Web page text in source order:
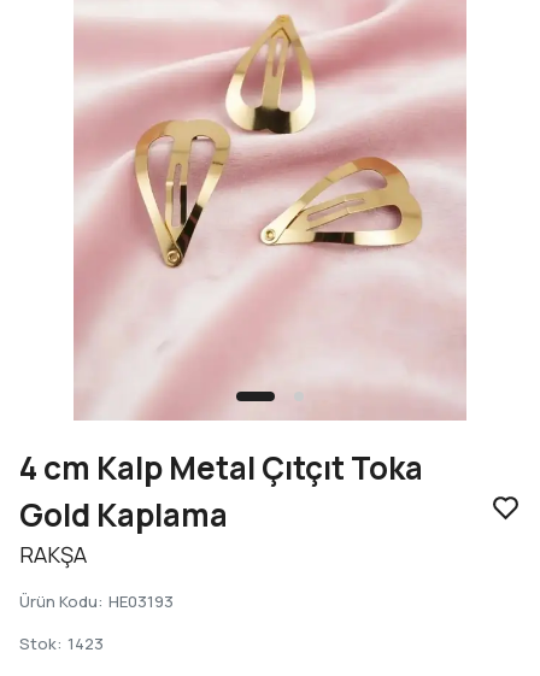
4 cm Kalp Metal Çıtçıt Toka
Gold Kaplama
RAKŞA
Ürün Kodu: HE03193
Stok: 1423